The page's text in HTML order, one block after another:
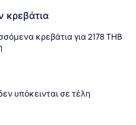
κρεβάτια
κρεβάτια για 2178 THB
υπόκεινται σε τέλη